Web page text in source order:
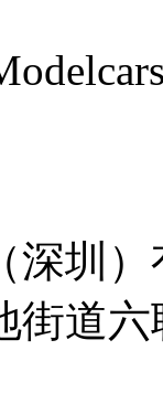
深圳
街道